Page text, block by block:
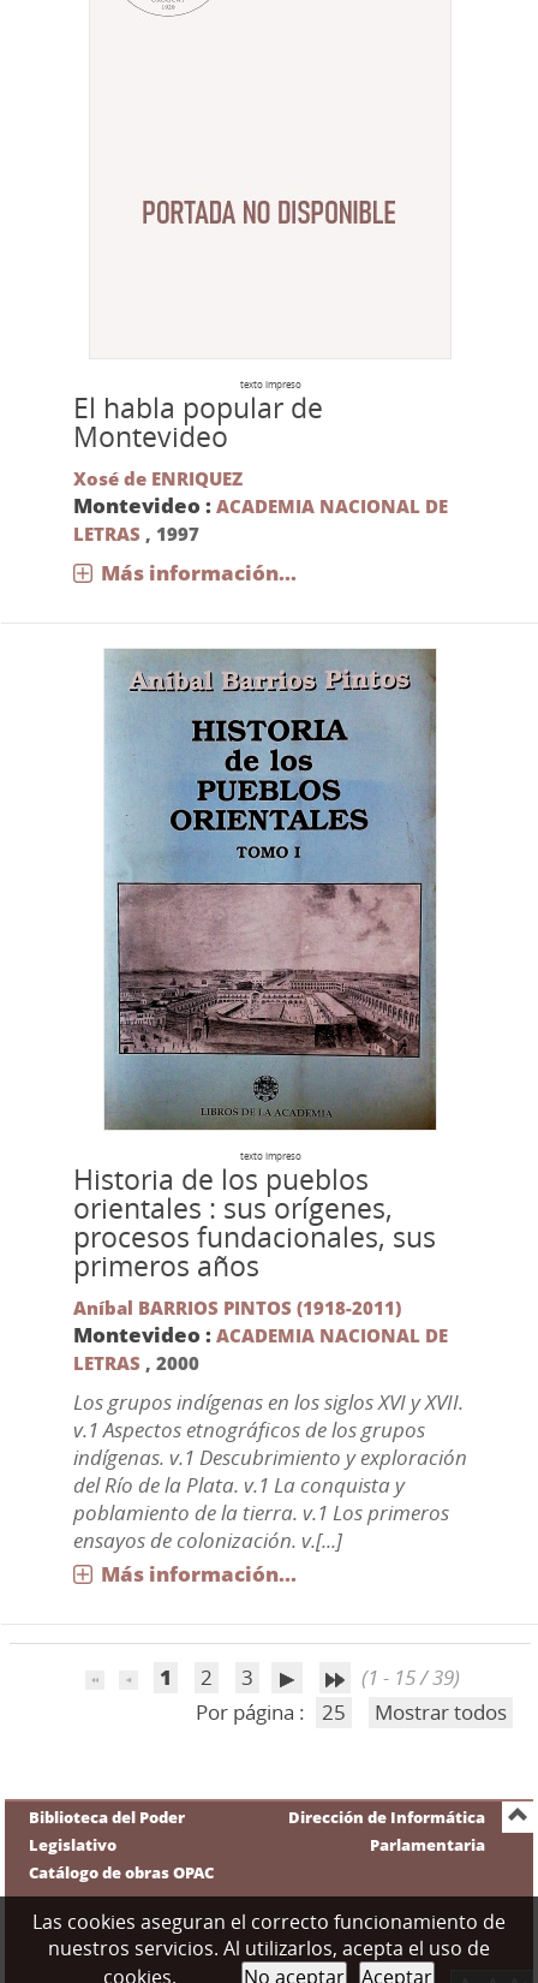
texto impreso
El habla popular de
Montevideo
Xosé de ENRIQUEZ
Montevideo : ACADEMIA NACIONAL DE
LETRAS , 1997
Más información...
texto impreso
Historia de los pueblos
orientales : sus orígenes,
procesos fundacionales, sus
primeros años
Aníbal BARRIOS PINTOS (1918-2011)
Montevideo : ACADEMIA NACIONAL DE
LETRAS , 2000
Los grupos indígenas en los siglos XVI y XVII.
v.1 Aspectos etnográficos de los grupos
indígenas. v.1 Descubrimiento y exploración
del Río de la Plata. v.1 La conquista y
poblamiento de la tierra. v.1 Los primeros
ensayos de colonización. v.[...]
Más información...
1 2 3
(1 - 15 / 39)
Por página :
25 Mostrar todos
Biblioteca del Poder
Legislativo
Catálogo de obras OPAC
Dirección de Informática
Parlamentaria
Las cookies aseguran el correcto funcionamiento de
nuestros servicios. Al utilizarlos, acepta el uso de
cookies.
No aceptar Aceptar